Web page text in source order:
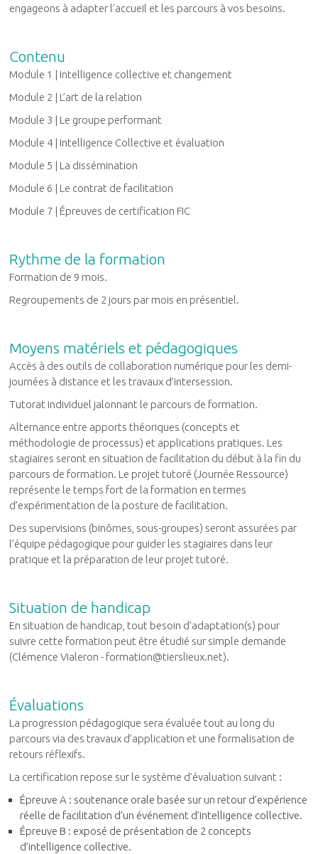
engageons à adapter l’accueil et les parcours à vos besoins.
Contenu
Module 1 | Intelligence collective et changement
Module 2 | L’art de la relation
Module 3 | Le groupe performant
Module 4 | Intelligence Collective et évaluation
Module 5 | La dissémination
Module 6 | Le contrat de facilitation
Module 7 | Épreuves de certification FIC
Rythme de la formation
Formation de 9 mois.
Regroupements de 2 jours par mois en présentiel.
Moyens matériels et pédagogiques
Accès à des outils de collaboration numérique pour les demi-
journées à distance et les travaux d’intersession.
Tutorat individuel jalonnant le parcours de formation.
Alternance entre apports théoriques (concepts et
méthodologie de processus) et applications pratiques. Les
stagiaires seront en situation de facilitation du début à la fin du
parcours de formation. Le projet tutoré (Journée Ressource)
représente le temps fort de la formation en termes
d’expérimentation de la posture de facilitation.
Des supervisions (binômes, sous-groupes) seront assurées par
l’équipe pédagogique pour guider les stagiaires dans leur
pratique et la préparation de leur projet tutoré.
Situation de handicap
En situation de handicap, tout besoin d'adaptation(s) pour
suivre cette formation peut être étudié sur simple demande
(Clémence Vialeron - formation@tierslieux.net).
Évaluations
La progression pédagogique sera évaluée tout au long du
parcours via des travaux d’application et une formalisation de
retours réflexifs.
La certification repose sur le système d’évaluation suivant :
Épreuve A : soutenance orale basée sur un retour d’expérience
réelle de facilitation d’un événement d’intelligence collective.
Épreuve B : exposé de présentation de 2 concepts
d’intelligence collective.